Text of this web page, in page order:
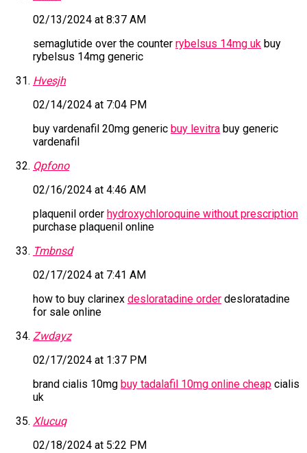
02/13/2024 at 8:37 AM
semaglutide over the counter rybelsus 14mg uk buy
rybelsus 14mg generic
Hvesjh
02/14/2024 at 7:04 PM
buy vardenafil 20mg generic buy levitra buy generic
vardenafil
Qpfono
02/16/2024 at 4:46 AM
plaquenil order hydroxychloroquine without prescription
purchase plaquenil online
Tmbnsd
02/17/2024 at 7:41 AM
how to buy clarinex desloratadine order desloratadine
for sale online
Zwdayz
02/17/2024 at 1:37 PM
brand cialis 10mg buy tadalafil 10mg online cheap cialis
uk
Xlucuq
02/18/2024 at 5:22 PM